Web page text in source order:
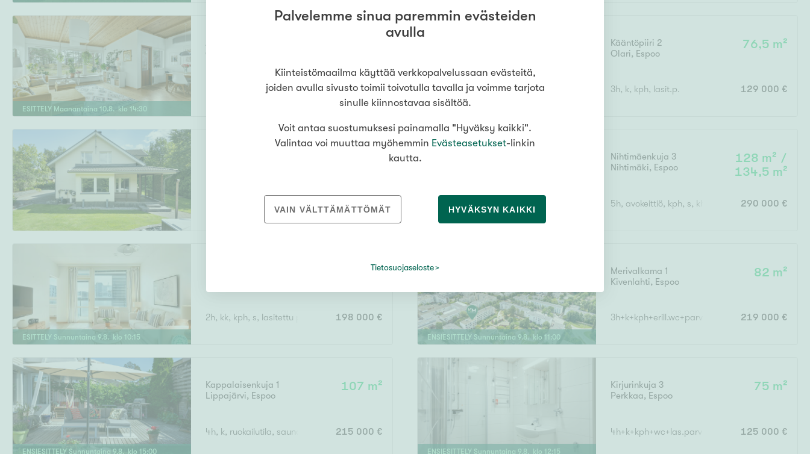
ESITTELY Maanantaina 10.8. klo 14:30
5h, k, kph, wc, ak 437 000 €
Kääntöpiiri 2
Olari, Espoo
76,5 m²
3h, k, kph, lasit.p. 129 000 €
5h, k, 2x eril.wc. kph,s, autokatos 648 000 €
Nihtimäenkuja 3
Nihtimäki, Espoo
128 m² /
134,5 m²
5h, avokeittiö, kph, s, khh, vh, erill.wc, autokatos,
290 000 €
ESITTELY Sunnuntaina 9.8. klo 10:15
46,5 m²
2h, kk, kph, s, lasitettu parveke 198 000 €
ENSIESITTELY Sunnuntaina 9.8 . klo 11 :00
Merivalkama 1
Kivenlahti, Espoo
82 m²
3h+k+kph+erill.wc+parveke 219 000 €
ENSIESITTELY Sunnuntaina 9.8. klo 15:00
Kappalaisenkuja 1
Lippajärvi, Espoo
107 m²
4h, k, ruokailutila, sauna/kph/wc, vh, erill.wc, varasto, parveke, piha-alue
215 000 €
ENSIESITTELY Sunnuntaina 9.8. klo 12:15
Kirjurinkuja 3
Perkkaa, Espoo
75 m²
4h+k+kph+wc+las.parv 125 000 €
Palvelemme sinua paremmin evästeiden
avulla
Kiinteistömaailma käyttää verkkopalvelussaan evästeitä,
joiden avulla sivusto toimii toivotulla tavalla ja voimme tarjota
sinulle kiinnostavaa sisältöä.
Voit antaa suostumuksesi painamalla "Hyväksy kaikki".
Valintaa voi muuttaa myöhemmin Evästeasetukset-linkin
kautta.
VAIN VÄLTTÄMÄTTÖMÄT HYVÄKSYN KAIKKI
Tietosuojaseloste